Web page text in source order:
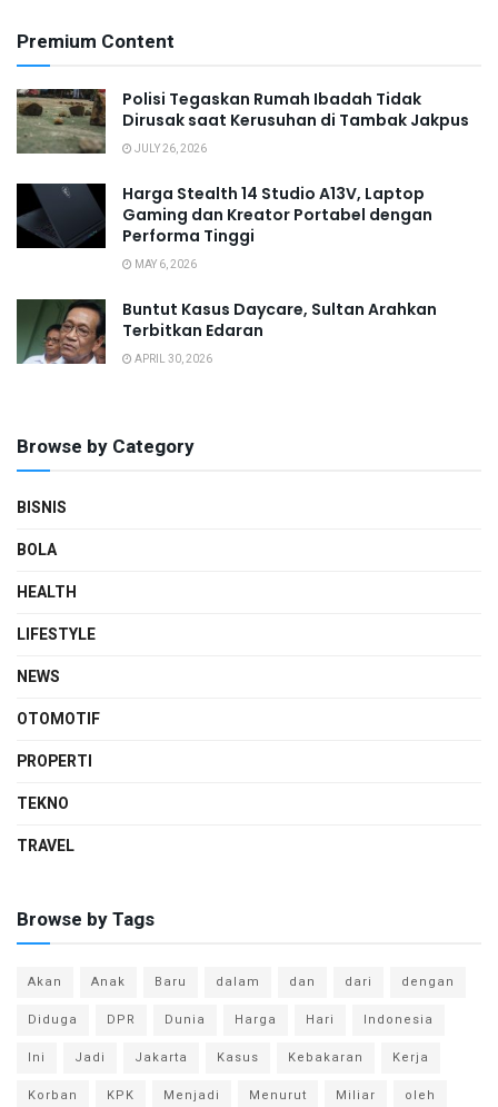
Premium Content
Polisi Tegaskan Rumah Ibadah Tidak
Dirusak saat Kerusuhan di Tambak Jakpus
JULY 26, 2026
Harga Stealth 14 Studio A13V, Laptop
Gaming dan Kreator Portabel dengan
Performa Tinggi
MAY 6, 2026
Buntut Kasus Daycare, Sultan Arahkan
Terbitkan Edaran
APRIL 30, 2026
Browse by Category
BISNIS
BOLA
HEALTH
LIFESTYLE
NEWS
OTOMOTIF
PROPERTI
TEKNO
TRAVEL
Browse by Tags
Akan Anak Baru dalam dan dari
dengan
Diduga
DPR Dunia Harga Hari
Indonesia
Ini
Jadi Jakarta Kasus Kebakaran
Kerja
Korban
KPK Menjadi Menurut Miliar
oleh